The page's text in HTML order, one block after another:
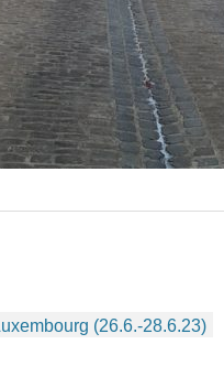
(26.6.-28.6.23)